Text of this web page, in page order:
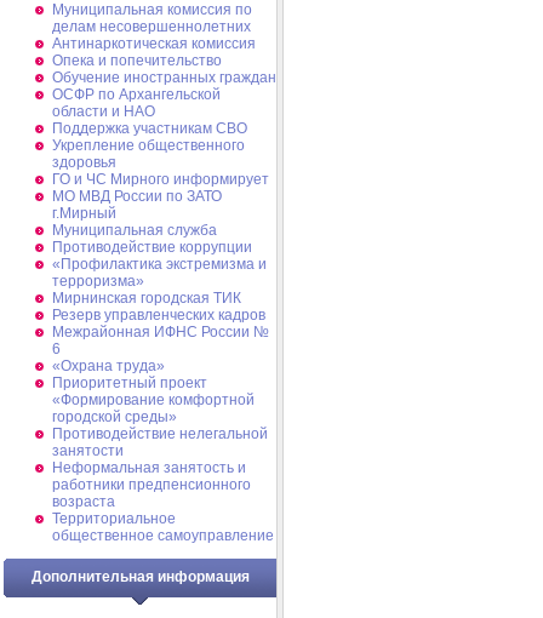
Муниципальная комиссия по
делам несовершеннолетних
Антинаркотическая комиссия
Опека и попечительство
Обучение иностранных граждан
ОСФР по Архангельской
области и НАО
Поддержка участникам СВО
Укрепление общественного
здоровья
ГО и ЧС Мирного информирует
МО МВД России по ЗАТО
г.Мирный
Муниципальная cлужба
Противодействие коррупции
«Профилактика экстремизма и
терроризма»
Мирнинская городская ТИК
Резерв управленческих кадров
Межрайонная ИФНС России №
6
«Охрана труда»
Приоритетный проект
«Формирование комфортной
городской среды»
Противодействие нелегальной
занятости
Неформальная занятость и
работники предпенсионного
возраста
Территориальное
общественное самоуправление
Дополнительная информация